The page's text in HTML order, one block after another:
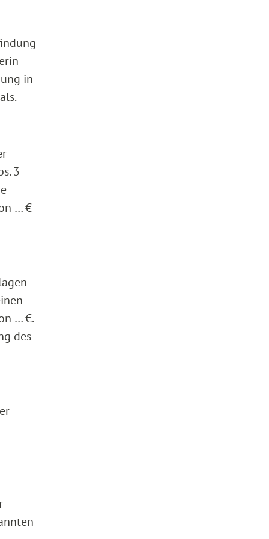
in
3
… €
… €.
des